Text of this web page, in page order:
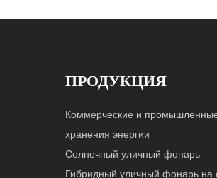
ПРОДУКЦИЯ
Коммерческие и
хранения энергии
Солнечный уличный фонарь
Гибридный уличный фонарь на